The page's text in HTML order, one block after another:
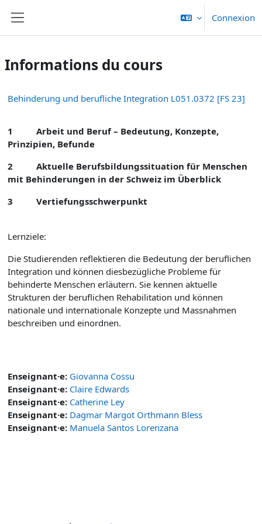
Connexion
Informations du cours
Behinderung und berufliche Integration L051.0372 [FS 23]
1 Arbeit und Beruf – Bedeutung, Konzepte,
Prinzipien, Befunde
2 Aktuelle Berufsbildungssituation für Menschen
mit Behinderungen in der Schweiz im Überblick
3 Vertiefungsschwerpunkt
Lernziele:
Die Studierenden reflektieren die Bedeutung der beruflichen
Integration und können diesbezügliche Probleme für
behinderte Menschen erläutern. Sie kennen aktuelle
Strukturen der beruflichen Rehabilitation und können
nationale und internationale Konzepte und Massnahmen
beschreiben und einordnen.
Enseignant·e: Giovanna Cossu
Enseignant·e: Claire Edwards
Enseignant·e: Catherine Ley
Enseignant·e: Dagmar Margot Orthmann Bless
Enseignant·e: Manuela Santos Lorenzana